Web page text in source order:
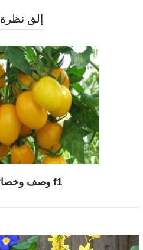
إلق نظرة
وصف وخصائص الطماطم المتنوعة العنبر f1